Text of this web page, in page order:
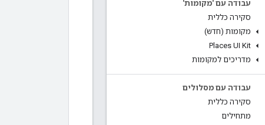
עבודה עם 'מקומות'
סקירה כללית
מקומות (חדש)
Places UI Kit
מדריכים למקומות
עבודה עם מסלולים
סקירה כללית
מתחילים